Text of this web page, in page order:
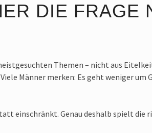
DIE FRAGE
Themen – nicht aus
Männer merken: Es geht weniger um
einschränkt. Genau deshalb spielt die